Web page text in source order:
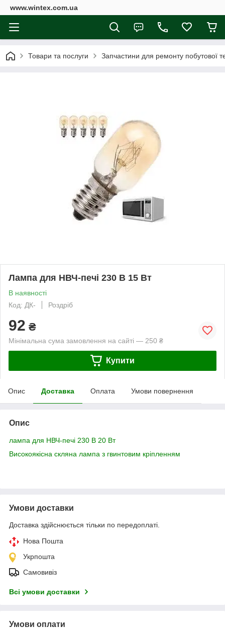
www.wintex.com.ua
Товари та послуги Запчастини для ремонту побутової
Лампа для НВЧ-печі 230 В 15 Вт
В наявності
Код: ДК-
Роздріб
92 ₴
Мінімальна сума замовлення на сайті — 250 ₴
Купити
Опис Доставка Оплата Умови повернення
Опис
лампа для НВЧ-печі 230 В 20 Вт
Високоякісна скляна лампа з гвинтовим кріпленням
Умови доставки
Доставка здійснюється тільки по передоплаті.
Нова Пошта
Укрпошта
Самовивіз
Всі умови доставки
Умови оплати